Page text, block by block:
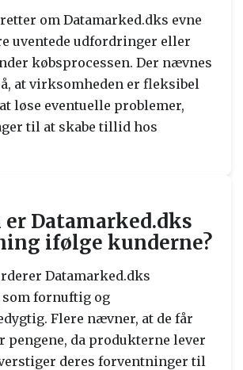
om Datamarked.dks evne
uventede udfordringer eller
købsprocessen. Der nævnes
at virksomheden er fleksibel
løse eventuelle problemer,
til at skabe tillid hos
er Datamarked.dks
ifølge kunderne?
Datamarked.dks
fornuftig og
Flere nævner, at de får
pengene, da produkterne lever
deres forventninger til